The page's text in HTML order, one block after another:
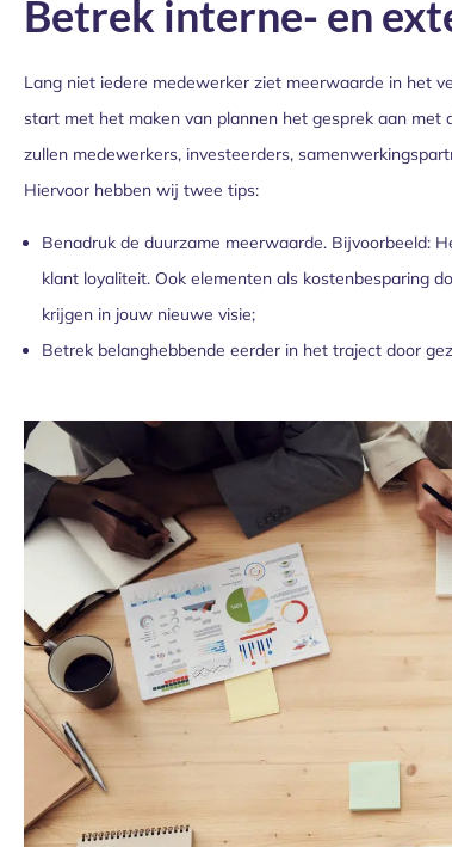
Betrek interne- en
Lang niet iedere medewerker ziet meerwaarde in het
start met het maken van plannen het gesprek aan
zullen medewerkers, investeerders,
Hiervoor hebben wij twee tips:
Benadruk de duurzame meerwaarde. Bijvoorbeeld:
klant loyaliteit. Ook elementen als kostenbesparing
krijgen in jouw nieuwe visie;
Betrek belanghebbende eerder in het traject door